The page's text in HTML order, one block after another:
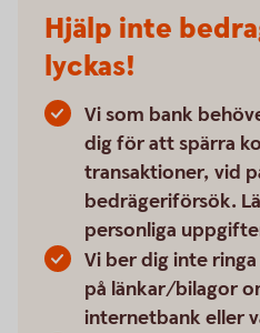
Hjälp inte
lyckas!
Vi som bank
dig för att spärra
transaktioner, vid
bedrägeriförsök.
personliga
Vi ber dig inte
på länkar/bilagor
internetbank eller